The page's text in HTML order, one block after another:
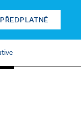
PŘEDPLATNÉ